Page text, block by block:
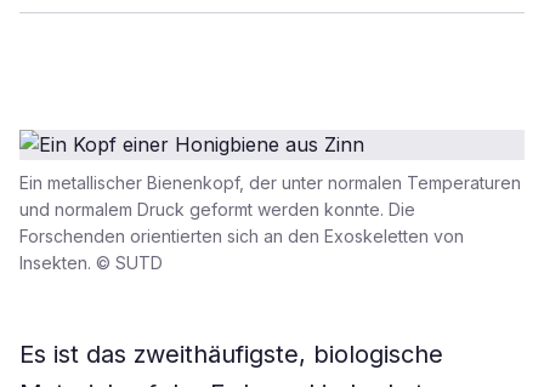
Ein metallischer Bienenkopf, der unter normalen Temperaturen
und normalem Druck geformt werden konnte. Die
Forschenden orientierten sich an den Exoskeletten von
Insekten. © SUTD
Es ist das zweithäufigste, biologische